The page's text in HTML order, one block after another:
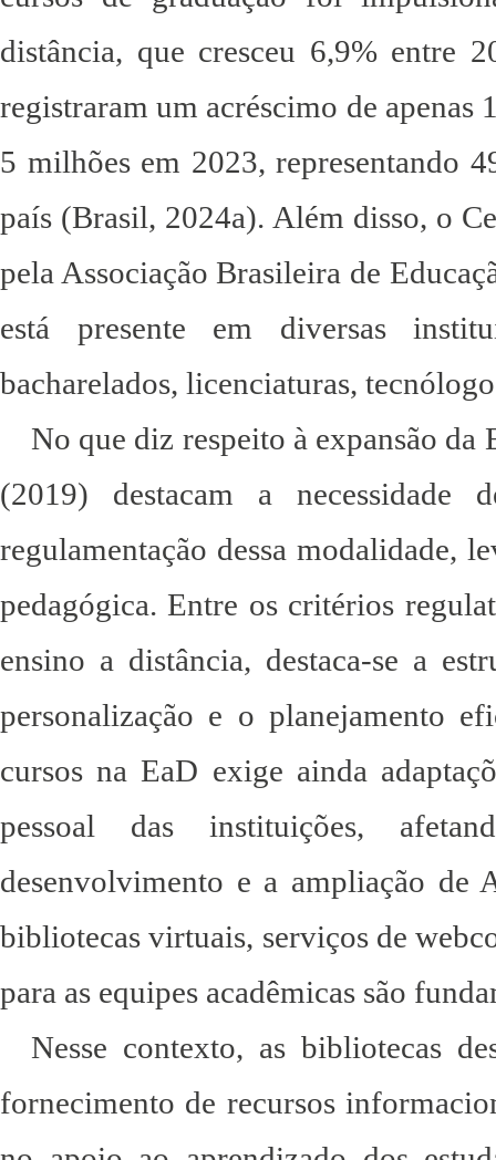
distância, que cresceu 6,9% entre
registraram um acréscimo de apenas
5 milhões em 2023, representando
país (Brasil, 2024a). Além disso, o
pela Associação Brasileira de
está presente em diversas
bacharelados, licenciaturas,
No que diz respeito à expansão
(2019) destacam a necessidade
regulamentação dessa modalidade,
pedagógica. Entre os critérios
ensino a distância, destaca-se a
personalização e o planejamento
cursos na EaD exige ainda
pessoal das instituições,
desenvolvimento e a ampliação de
bibliotecas virtuais, serviços de
para as equipes acadêmicas são
Nesse contexto, as bibliotecas
fornecimento de recursos